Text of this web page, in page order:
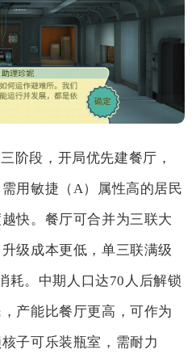
阶段，开局优先建餐厅，
用敏捷（A）属性高的居民
快。餐厅可合并为三联大
级成本更低，单三联满级
耗。中期人口达70人后解锁
产能比餐厅更高，可作为
子可乐装瓶室，需耐力